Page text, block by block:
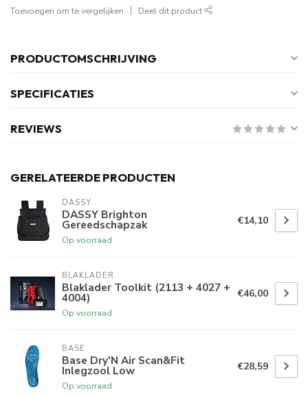
Toevoegen om te vergelijken Deel dit product
PRODUCTOMSCHRIJVING
SPECIFICATIES
REVIEWS
GERELATEERDE PRODUCTEN
DASSY
DASSY Brighton
Gereedschapzak
Op voorraad
€14,10
BLAKLADER
Blaklader Toolkit (2113 + 4027 +
4004)
Op voorraad
€46,00
BASE
Base Dry'N Air Scan&Fit
Inlegzool Low
Op voorraad
€28,59